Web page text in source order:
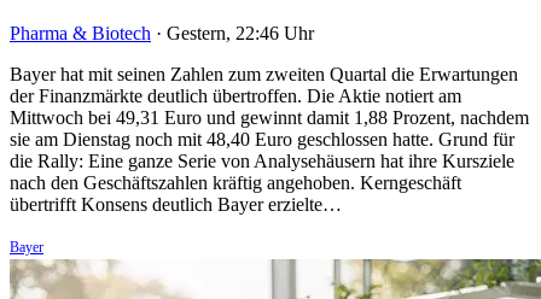
Pharma & Biotech · Gestern, 22:46 Uhr
Bayer hat mit seinen Zahlen zum zweiten Quartal die Erwartungen
der Finanzmärkte deutlich übertroffen. Die Aktie notiert am
Mittwoch bei 49,31 Euro und gewinnt damit 1,88 Prozent, nachdem
sie am Dienstag noch mit 48,40 Euro geschlossen hatte. Grund für
die Rally: Eine ganze Serie von Analysehäusern hat ihre Kursziele
nach den Geschäftszahlen kräftig angehoben. Kerngeschäft
übertrifft Konsens deutlich Bayer erzielte…
Bayer